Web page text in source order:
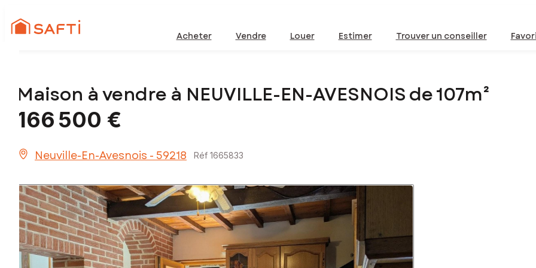
Acheter Vendre Louer Estimer Trouver un conseiller
Maison à vendre à NEUVILLE-EN-AVESNOIS de 107m²
166 500 €
Neuville-En-Avesnois - 59218 Réf 1665833